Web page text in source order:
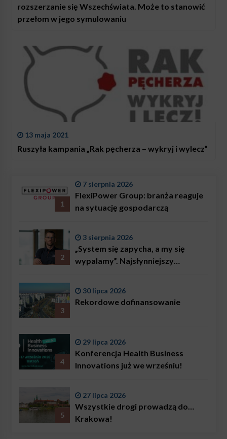
rozszerzanie się Wszechświata. Może to stanowić
przełom w jego symulowaniu
13 maja 2021
Ruszyła kampania „Rak pęcherza – wykryj i wylecz”
1
7 sierpnia 2026
FlexiPower Group: branża reaguje
na sytuację gospodarczą
2
3 sierpnia 2026
„System się zapycha, a my się
wypalamy”. Najsłynniejszy
problemem są nie tylko choroby
3
30 lipca 2026
Rekordowe dofinansowanie
4
29 lipca 2026
Konferencja Health Business
Innovations już we wrześniu!
5
27 lipca 2026
Wszystkie drogi prowadzą do…
Krakowa!